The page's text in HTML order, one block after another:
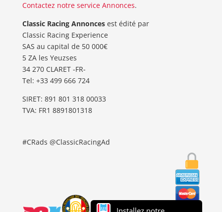
Contactez notre service Annonces.
Classic Racing Annoncesest édité par
Classic Racing Experience
SAS au capital de 50 000€
5 ZA les Yeuzses
34 270 CLARET -FR-
Tel: ‭+33 499 666 724‬
SIRET: 891 801 318 00033
TVA: FR1 8891801318
#CRads @ClassicRacingAd